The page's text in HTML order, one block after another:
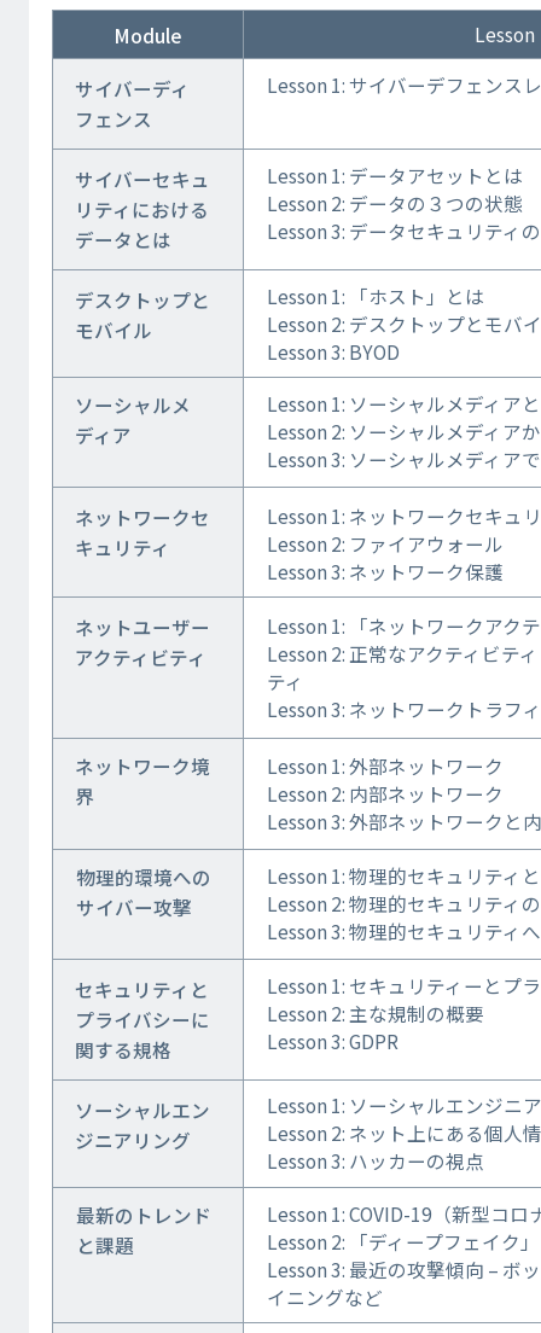
Module Lesson
サイバーディ
フェンス
Lesson 1: サイバーデフェンス
サイバーセキュ
リティにおける
データとは
Lesson 1: データアセットとは
Lesson 2: データの３つの状態
Lesson 3: データセキュリティ
デスクトップと
モバイル
Lesson 1: 「ホスト」とは
Lesson 2: デスクトップとモバ
Lesson 3: BYOD
ソーシャルメ
ディア
Lesson 1: ソーシャルメディア
Lesson 2: ソーシャルメディア
Lesson 3: ソーシャルメディア
ネットワークセ
キュリティ
Lesson 1: ネットワークセキュ
Lesson 2: ファイアウォール
Lesson 3: ネットワーク保護
ネットユーザー
アクティビティ
Lesson 1: 「ネットワークアク
Lesson 2: 正常なアクティビテ
ティ
Lesson 3: ネットワークトラフ
ネットワーク境
界
Lesson 1: 外部ネットワーク
Lesson 2: 内部ネットワーク
Lesson 3: 外部ネットワークと
物理的環境への
サイバー攻撃
Lesson 1: 物理的セキュリティ
Lesson 2: 物理的セキュリティ
Lesson 3: 物理的セキュリティ
セキュリティと
プライバシーに
関する規格
Lesson 1: セキュリティーとプ
Lesson 2: 主な規制の概要
Lesson 3: GDPR
ソーシャルエン
ジニアリング
Lesson 1: ソーシャルエンジニ
Lesson 2: ネット上にある個人
Lesson 3: ハッカーの視点
最新のトレンド
と課題
Lesson 1: COVID-19（新型コ
Lesson 2: 「ディープフェイク
Lesson 3: 最近の攻撃傾向 – ボ
イニングなど